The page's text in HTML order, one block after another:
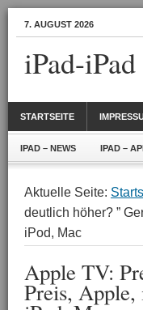
7. AUGUST 2026
iPad-iPad
STARTSEITE
IPAD – NEWS IPAD –
Aktuelle Seite:
deutlich höher? ”
iPod, Mac
Apple TV:
Preis, Apple,